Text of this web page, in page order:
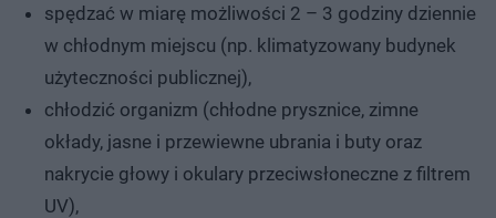
spędzać w miarę możliwości 2 – 3 godziny dziennie
w chłodnym miejscu (np. klimatyzowany budynek
użyteczności publicznej),
chłodzić organizm (chłodne prysznice, zimne
okłady, jasne i przewiewne ubrania i buty oraz
nakrycie głowy i okulary przeciwsłoneczne z filtrem
UV),